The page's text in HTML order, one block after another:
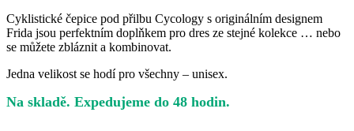
Cyklistické čepice pod přilbu Cycology s originálním designem
Frida jsou perfektním doplňkem pro dres ze stejné kolekce … nebo
se můžete zbláznit a kombinovat.
Jedna velikost se hodí pro všechny – unisex.